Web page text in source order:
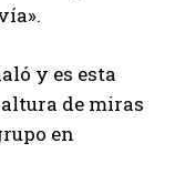
y es esta
de miras
en